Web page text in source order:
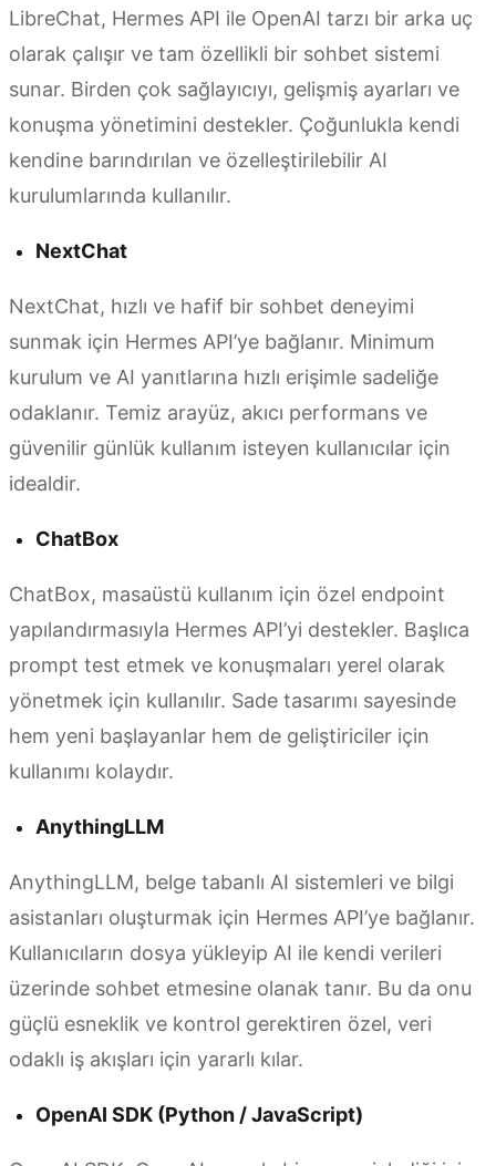
LibreChat, Hermes API ile OpenAI tarzı bir arka uç
olarak çalışır ve tam özellikli bir sohbet sistemi
sunar. Birden çok sağlayıcıyı, gelişmiş ayarları ve
konuşma yönetimini destekler. Çoğunlukla kendi
kendine barındırılan ve özelleştirilebilir AI
kurulumlarında kullanılır.
NextChat
NextChat, hızlı ve hafif bir sohbet deneyimi
sunmak için Hermes API’ye bağlanır. Minimum
kurulum ve AI yanıtlarına hızlı erişimle sadeliğe
odaklanır. Temiz arayüz, akıcı performans ve
güvenilir günlük kullanım isteyen kullanıcılar için
idealdir.
ChatBox
ChatBox, masaüstü kullanım için özel endpoint
yapılandırmasıyla Hermes API’yi destekler. Başlıca
prompt test etmek ve konuşmaları yerel olarak
yönetmek için kullanılır. Sade tasarımı sayesinde
hem yeni başlayanlar hem de geliştiriciler için
kullanımı kolaydır.
AnythingLLM
AnythingLLM, belge tabanlı AI sistemleri ve bilgi
asistanları oluşturmak için Hermes API’ye bağlanır.
Kullanıcıların dosya yükleyip AI ile kendi verileri
üzerinde sohbet etmesine olanak tanır. Bu da onu
güçlü esneklik ve kontrol gerektiren özel, veri
odaklı iş akışları için yararlı kılar.
OpenAI SDK (Python / JavaScript)